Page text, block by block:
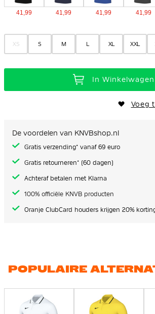
41,99 41,99 41,99 41,99
XS S M L XL XXL
In Winkelwagen
Voeg
De voordelen van KNVBshop.nl
Gratis verzending* vanaf 69 euro
Gratis retourneren* (60 dagen)
Achteraf betalen met Klarna
100% officiële KNVB producten
Oranje ClubCard houders krijgen 20%
POPULAIRE